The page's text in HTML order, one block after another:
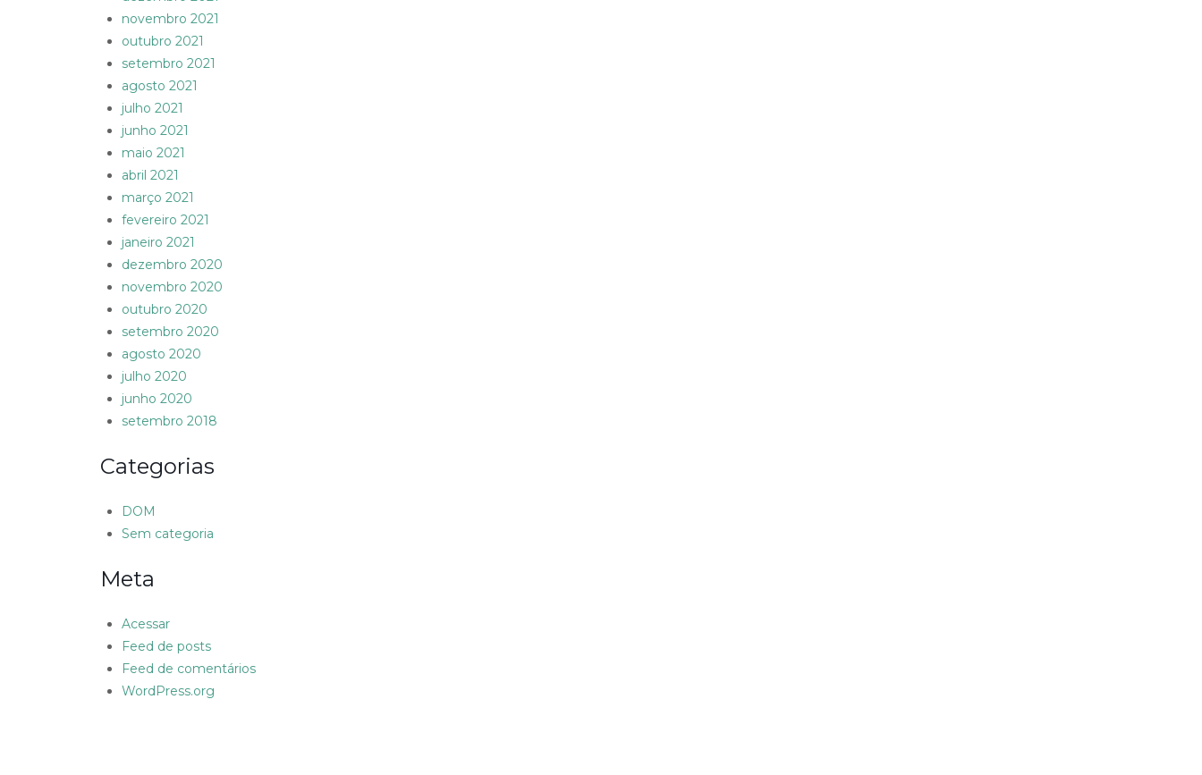
novembro 2021
outubro 2021
setembro 2021
agosto 2021
julho 2021
junho 2021
maio 2021
abril 2021
março 2021
fevereiro 2021
janeiro 2021
dezembro 2020
novembro 2020
outubro 2020
setembro 2020
agosto 2020
julho 2020
junho 2020
setembro 2018
Categorias
DOM
Sem categoria
Meta
Acessar
Feed de posts
Feed de comentários
WordPress.org